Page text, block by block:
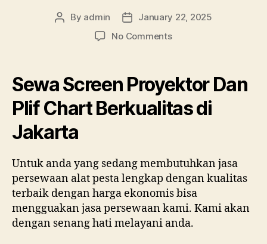
Post
By admin
Post
date
January 22, 2025
No Commentson
Proyektor
Dan
Chart
Sewa Screen Proyektor Dan
Plif Chart Berkualitas di
Jakarta
Untuk anda yang sedang membutuhkan jasa
persewaan alat pesta lengkap dengan kualitas
terbaik dengan harga ekonomis bisa
mengguakan jasa persewaan kami. Kami akan
dengan senang hati melayani anda.